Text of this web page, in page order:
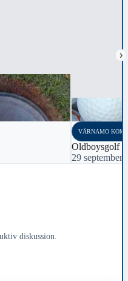
›
VÄRNAMO
Oldboysgolf
29
diskussion.